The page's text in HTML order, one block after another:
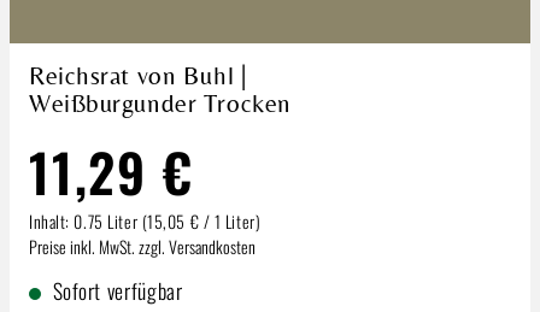
Reichsrat von Buhl |
Weißburgunder Trocken
11,29 €
Inhalt: 0.75 Liter (15,05 € / 1 Liter)
Preise inkl. MwSt. zzgl. Versandkosten
Sofort verfügbar